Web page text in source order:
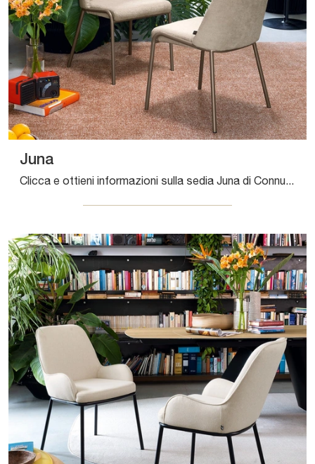
Juna
Clicca e ottieni informazioni sulla sedia Juna di Connubia in tessuto: le più esclusive Sedie fisse moderne ti aspettano.